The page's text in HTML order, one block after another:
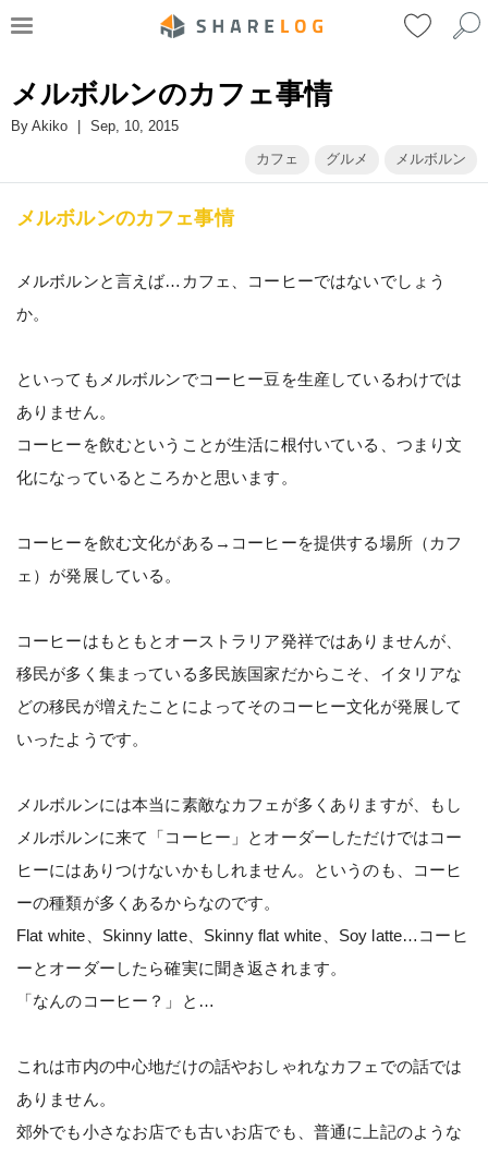
メルボルンのカフェ事情
By Akiko
Sep, 10, 2015
カフェ
グルメ メルボルン
メルボルンのカフェ事情
メルボルンと言えば…カフェ、コーヒーではないでしょう
か。
といってもメルボルンでコーヒー豆を生産しているわけでは
ありません。
コーヒーを飲むということが生活に根付いている、つまり文
化になっているところかと思います。
コーヒーを飲む文化がある→コーヒーを提供する場所（カフ
ェ）が発展している。
コーヒーはもともとオーストラリア発祥ではありませんが、
移民が多く集まっている多民族国家だからこそ、イタリアな
どの移民が増えたことによってそのコーヒー文化が発展して
いったようです。
メルボルンには本当に素敵なカフェが多くありますが、もし
メルボルンに来て「コーヒー」とオーダーしただけではコー
ヒーにはありつけないかもしれません。というのも、コーヒ
ーの種類が多くあるからなのです。
Flat white、Skinny latte、Skinny flat white、Soy latte…コーヒ
ーとオーダーしたら確実に聞き返されます。
「なんのコーヒー？」と…
これは市内の中心地だけの話やおしゃれなカフェでの話では
ありません。
郊外でも小さなお店でも古いお店でも、普通に上記のような